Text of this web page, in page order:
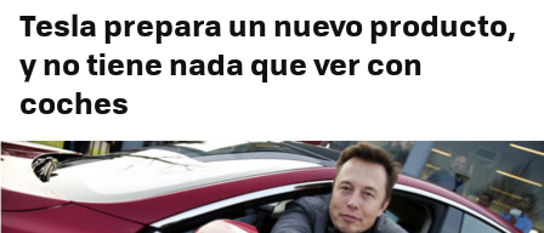
Tesla prepara un nuevo producto,
y no tiene nada que ver con
coches